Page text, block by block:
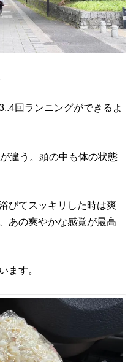
回ランニングができるよ
違う。頭の中も体の状態
びてスッキリした時は爽
あの爽やかな感覚が最高
ます。